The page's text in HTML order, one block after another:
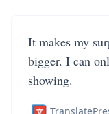
It makes my
bigger. I can
showing.